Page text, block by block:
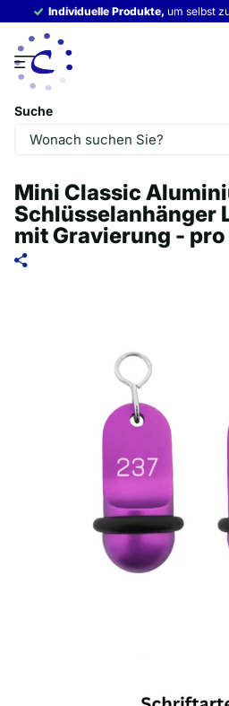
Individuelle Produkte, um selbst
Individuelle Produkte,
Suche
Mini Classic
Schlüsselanhänger
mit Gravierung -